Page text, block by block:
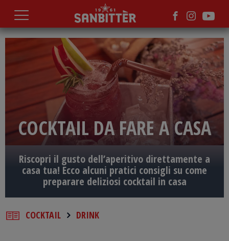
contenuto
principale
COCKTAIL DA FARE A CASA
Riscopri il gusto dell’aperitivo direttamente a
casa tua! Ecco alcuni pratici consigli su come
preparare deliziosi cocktail in casa
COCKTAIL DRINK